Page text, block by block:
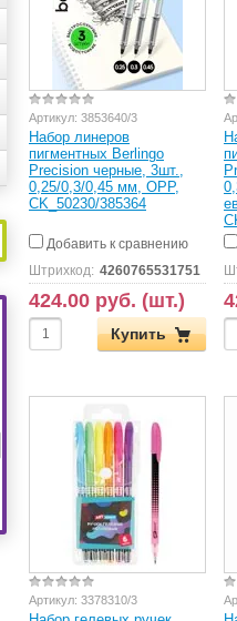
Артикул: 3853640/3
Набор линеров
пигментных Berlingo
Precision черные, 3шт.,
0,25/0,3/0,45 мм, OPP,
CK_50230/385364
Добавить к сравнению
Штрихкод: 4260765531751
424.00 руб. (шт.)
Купить
Артикул: 3378310/3